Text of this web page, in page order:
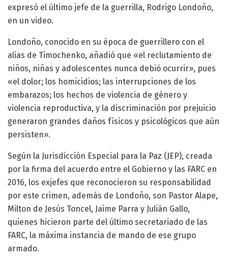
expresó el último jefe de la guerrilla, Rodrigo Londoño,
en un video.
Londoño, conocido en su época de guerrillero con el
alias de Timochenko, añadió que «el reclutamiento de
niños, niñas y adolescentes nunca debió ocurrir», pues
«el dolor; los homicidios; las interrupciones de los
embarazos; los hechos de violencia de género y
violencia reproductiva, y la discriminación por prejuicio
generaron grandes daños físicos y psicológicos que aún
persisten».
Según la Jurisdicción Especial para la Paz (JEP), creada
por la firma del acuerdo entre el Gobierno y las FARC en
2016, los exjefes que reconocieron su responsabilidad
por este crimen, además de Londoño, son Pastor Alape,
Milton de Jesús Toncel, Jaime Parra y Julián Gallo,
quienes hicieron parte del último secretariado de las
FARC, la máxima instancia de mando de ese grupo
armado.